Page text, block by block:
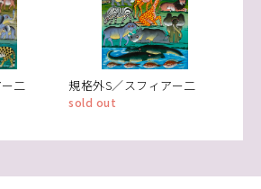
二 規格外S／スフィアー二
sold out